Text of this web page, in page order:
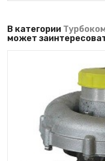
В категории
может